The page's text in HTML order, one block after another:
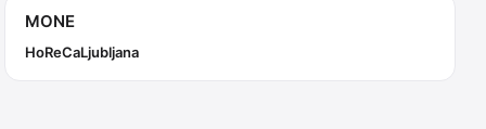
MONE
HoReCaLjubljana